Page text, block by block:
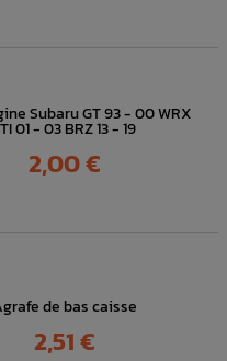
Subaru GT 93 - 00 WRX
01 - 03 BRZ 13 - 19
Prix
2,00 €
de bas caisse
Prix
2,51 €